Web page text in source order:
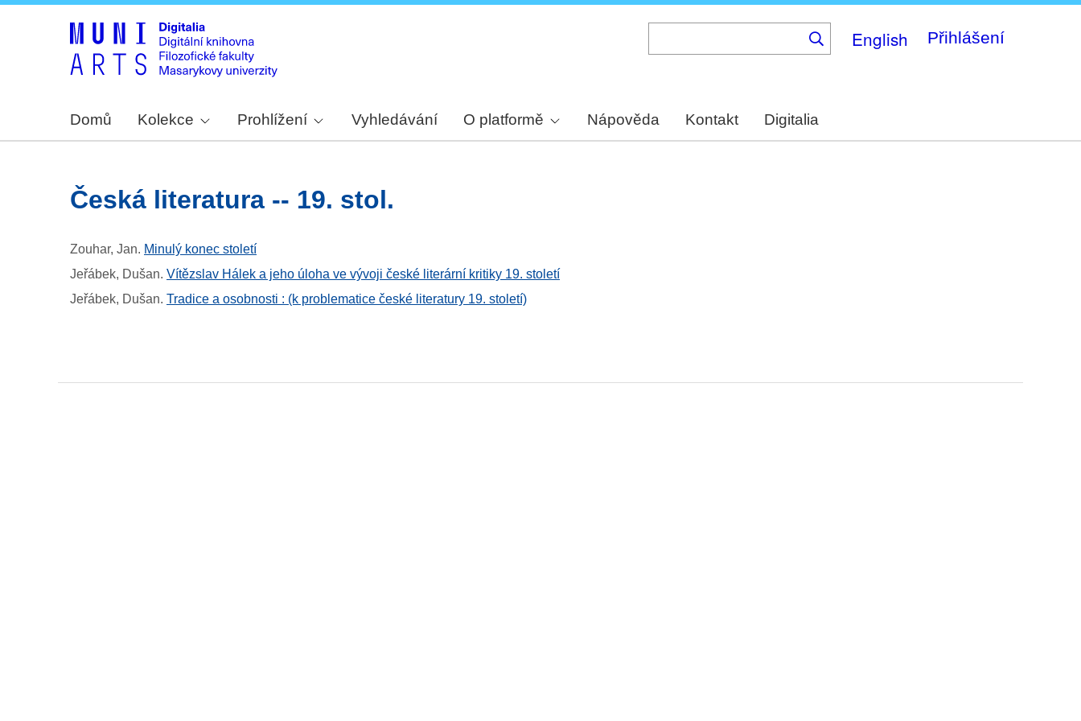
English Přihlášení
Domů Kolekce Prohlížení Vyhledávání O platformě Nápověda Kontakt Digitalia
česká literatura -- 19. stol.
Zouhar, Jan. Minulý konec století
Jeřábek, Dušan. Vítězslav Hálek a jeho úloha ve vývoji české literární kritiky 19. století
Jeřábek, Dušan. Tradice a osobnosti : (k problematice české literatury 19. století)